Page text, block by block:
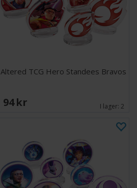
Altered TCG Hero Standees Bravos
94 SEK I lager:2